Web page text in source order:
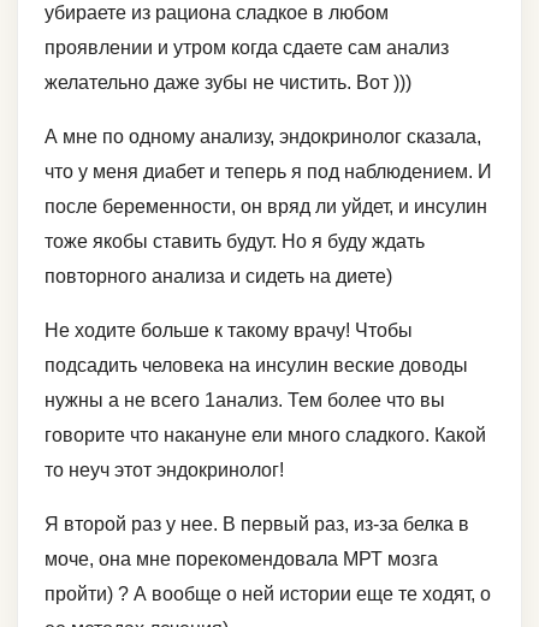
убираете из рациона сладкое в любом
проявлении и утром когда сдаете сам анализ
желательно даже зубы не чистить. Вот )))
А мне по одному анализу, эндокринолог сказала,
что у меня диабет и теперь я под наблюдением. И
после беременности, он вряд ли уйдет, и инсулин
тоже якобы ставить будут. Но я буду ждать
повторного анализа и сидеть на диете)
Не ходите больше к такому врачу! Чтобы
подсадить человека на инсулин веские доводы
нужны а не всего 1анализ. Тем более что вы
говорите что накануне ели много сладкого. Какой
то неуч этот эндокринолог!
Я второй раз у нее. В первый раз, из-за белка в
моче, она мне порекомендовала МРТ мозга
пройти) ? А вообще о ней истории еще те ходят, о